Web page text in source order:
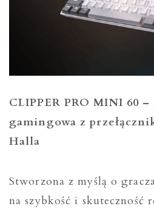
CLIPPER PRO MINI 60
gamingowa z
Halla
Stworzona z myślą o
na szybkość i skuteczność